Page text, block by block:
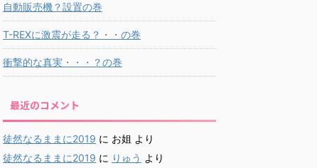
自動販売機？設置の巻
T-REXに激震が走る？・・の巻
衝撃的な真実・・・？の巻
最近のコメント
徒然なるままに2019 に お姐 より
徒然なるままに2019 に りゅう より